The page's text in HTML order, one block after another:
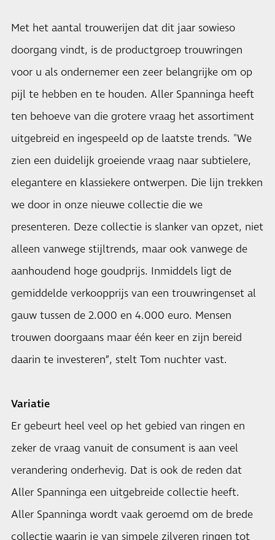
Met het aantal trouwerijen dat dit jaar sowieso
doorgang vindt, is de productgroep trouwringen
voor u als ondernemer een zeer belangrijke om op
pijl te hebben en te houden. Aller Spanninga heeft
ten behoeve van die grotere vraag het assortiment
uitgebreid en ingespeeld op de laatste trends. "We
zien een duidelijk groeiende vraag naar subtielere,
elegantere en klassiekere ontwerpen. Die lijn trekken
we door in onze nieuwe collectie die we
presenteren. Deze collectie is slanker van opzet, niet
alleen vanwege stijltrends, maar ook vanwege de
aanhoudend hoge goudprijs. Inmiddels ligt de
gemiddelde verkoopprijs van een trouwringenset al
gauw tussen de 2.000 en 4.000 euro. Mensen
trouwen doorgaans maar één keer en zijn bereid
daarin te investeren”, stelt Tom nuchter vast.
Variatie
Er gebeurt heel veel op het gebied van ringen en
zeker de vraag vanuit de consument is aan veel
verandering onderhevig. Dat is ook de reden dat
Aller Spanninga een uitgebreide collectie heeft.
Aller Spanninga wordt vaak geroemd om de brede
collectie waarin je van simpele zilveren ringen tot